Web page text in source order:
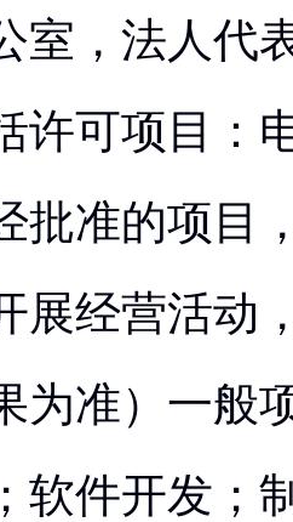
室，法人代
许可项目：
批准的项目
展经营活动
为准）一般
软件开发；